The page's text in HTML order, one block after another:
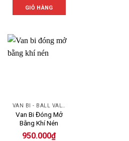
GIỎ HÀNG
VAN BI - BALL VALVES
Van Bi Đóng Mở
Bằng Khí Nén
950.000₫